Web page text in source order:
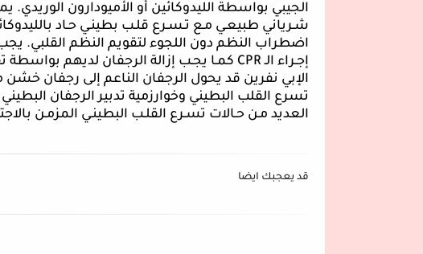
الجيبي بواسطة الليدوكائين أو الأميودارون
شـرياني طبيعـي مـع تـسـرع قلـب بطينـي حـاد
اضطراب النظم دون اللجوء لتقويم النظم القلبي.
إجـراء الـ CPR كمـا يجـب إزالة الرجفان لديهم بواسطة
الإبي نفرين قد يحول الرجفان الناعم إلى رجفان
تسرع القلب البطيني وخوارزمية تدبير الرجفان
العديد مـن حـالات تسـرع القلـب البطينـي المزمـن
قد يعجبك ايضا